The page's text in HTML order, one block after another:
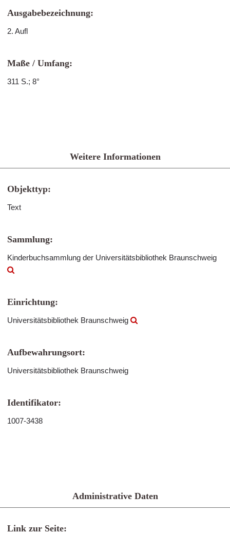
Ausgabebezeichnung:
2. Aufl
Maße / Umfang:
311 S.; 8°
Weitere Informationen
Objekttyp:
Text
Sammlung:
Kinderbuchsammlung der Universitätsbibliothek Braunschweig
Einrichtung:
Universitätsbibliothek Braunschweig
Aufbewahrungsort:
Universitätsbibliothek Braunschweig
Identifikator:
1007-3438
Administrative Daten
Link zur Seite: